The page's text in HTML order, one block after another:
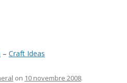
– Craft Ideas
on 10 novembre 2008.